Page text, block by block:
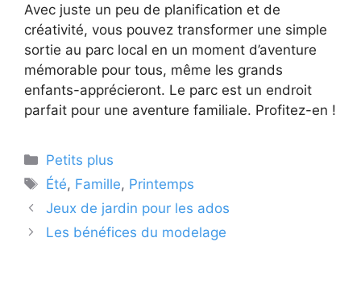
Avec juste un peu de planification et de
créativité, vous pouvez transformer une simple
sortie au parc local en un moment d’aventure
mémorable pour tous, même les grands
enfants-apprécieront. Le parc est un endroit
parfait pour une aventure familiale. Profitez-en !
Catégories
Petits plus
Étiquettes
Été, Famille, Printemps
Jeux de jardin pour les ados
Les bénéfices du modelage